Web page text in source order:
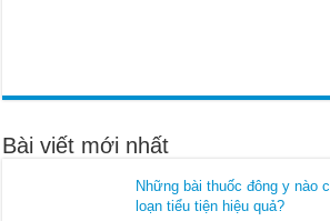
Bài viết mới nhất
Những bài thuốc đông y nào
loạn tiểu tiện hiệu quả?